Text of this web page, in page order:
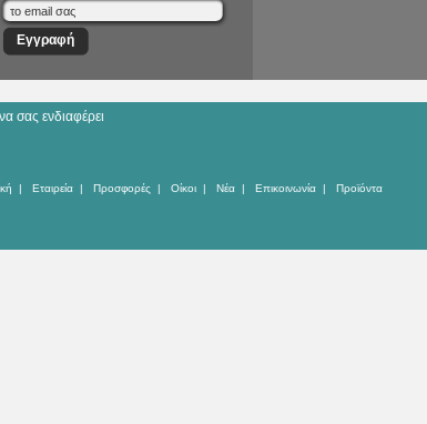
σας ενδιαφέρει
| Εταιρεία | Προσφορές | Οίκοι | Νέα | Επικοινωνία | Προϊόντα